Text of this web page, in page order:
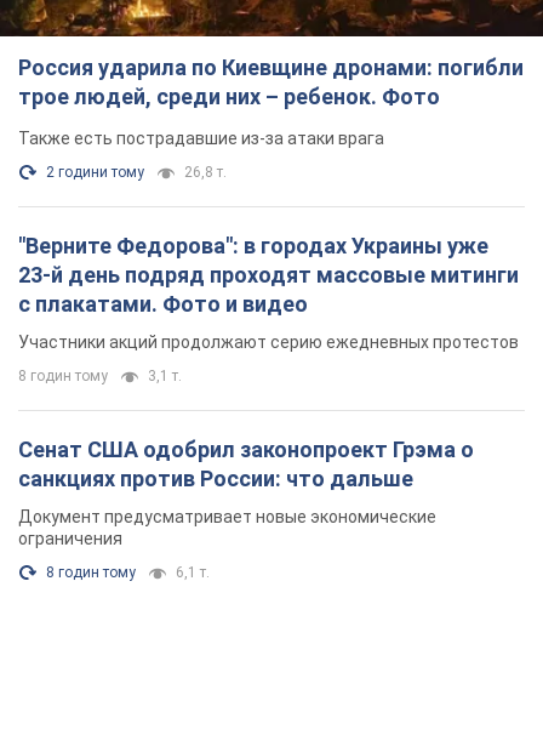
23-й день подряд проходят массовые митинги
с плакатами. Фото и видео
Участники акций продолжают серию ежедневных протестов
8 годин тому 3,1 т.
Сенат США одобрил законопроект Грэма о
санкциях против России: что дальше
Документ предусматривает новые экономические
ограничения